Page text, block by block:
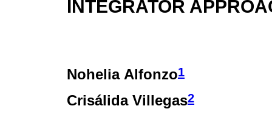
INTEGRATOR
Nohelia Alfonzo1
Crisálida Villegas2